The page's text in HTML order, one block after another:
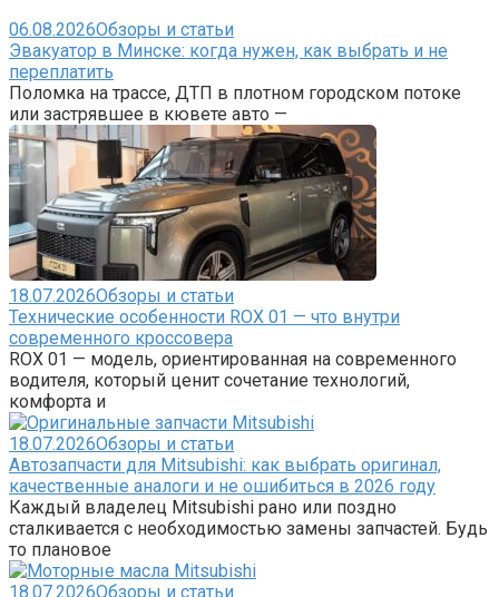
06.08.2026Обзоры и статьи
Эвакуатор в Минске: когда нужен, как выбрать и не
переплатить
Поломка на трассе, ДТП в плотном городском потоке
или застрявшее в кювете авто —
18.07.2026Обзоры и статьи
Технические особенности ROX 01 — что внутри
современного кроссовера
ROX 01 — модель, ориентированная на современного
водителя, который ценит сочетание технологий,
комфорта и
18.07.2026Обзоры и статьи
Автозапчасти для Mitsubishi: как выбрать оригинал,
качественные аналоги и не ошибиться в 2026 году
Каждый владелец Mitsubishi рано или поздно
сталкивается с необходимостью замены запчастей. Будь
то плановое
18.07.2026Обзоры и статьи